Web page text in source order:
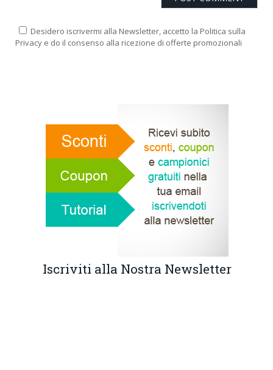
Desidero iscrivermi alla Newsletter, accetto la Politica sulla
Privacy e do il consenso alla ricezione di offerte promozionali
Iscriviti alla Nostra Newsletter